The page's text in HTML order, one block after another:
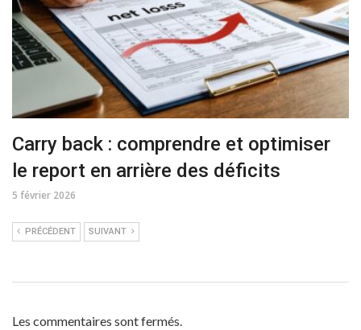
Carry back : comprendre et optimiser
le report en arrière des déficits
5 février 2026
PRÉCÉDENT SUIVANT
Les commentaires sont fermés.